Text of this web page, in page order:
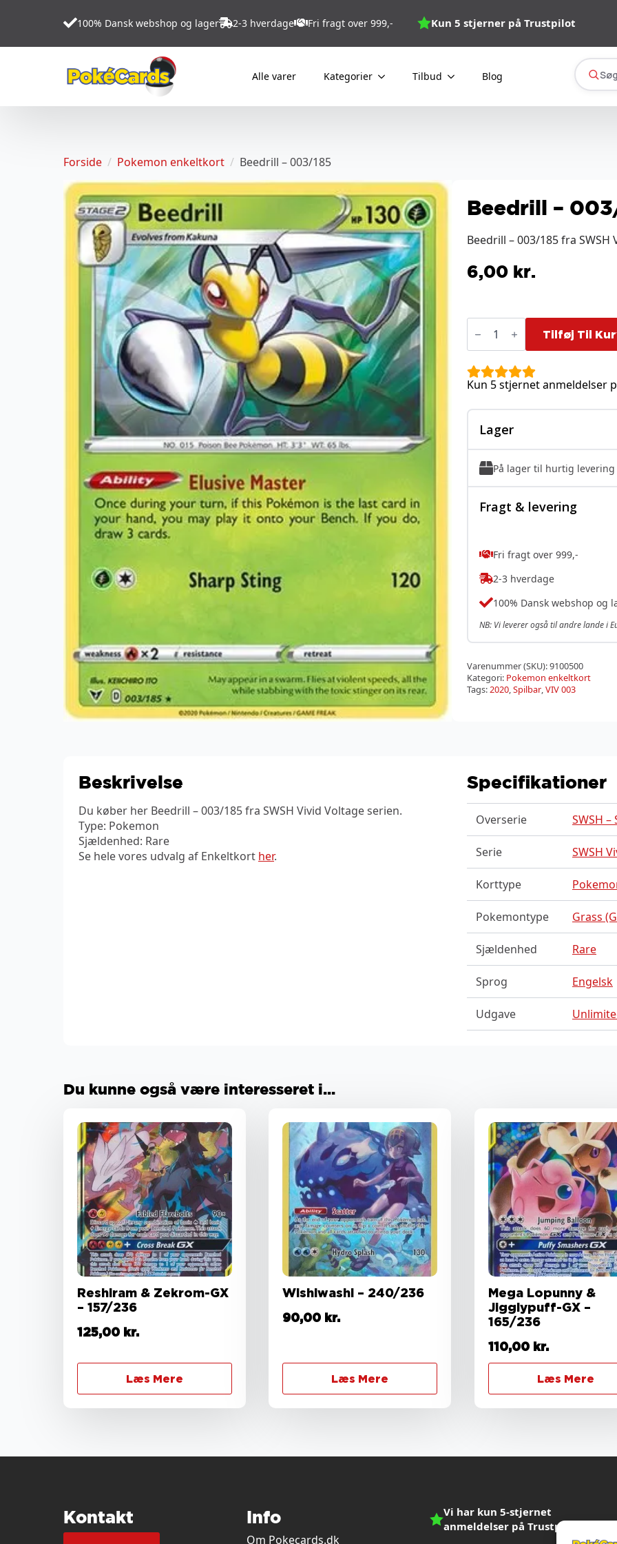
100% Dansk webshop og lager 2-3 hverdage Fri fragt over 999,- Kun 5 stjerner på Trustpilot
Alle varer Kategorier Tilbud Blog
Forside Pokemon enkeltkort Beedrill – 003/185
Beedrill –
Beedrill – 003/185 fra
6,00 kr.
Beedrill
antal
Tilføj Til
Kun 5 stjernet anmeldelser
Lager
På lager til hurtig levering
Fragt & levering
Fri fragt over 999,-
2-3 hverdage
100% Dansk webshop og
NB: Vi leverer også til andre lande i
Varenummer (SKU):9100500
Kategori: Pokemon enkeltkort
Tags:2020,Spilbar,VIV 003
Beskrivelse
Du køber her Beedrill – 003/185 fra SWSH Vivid Voltage serien.
Type: Pokemon
Sjældenhed: Rare
Se hele vores udvalg af Enkeltkort her.
Specifikationer
Overserie SWSH
Serie SWSH
Korttype
Pokemontype Grass
Sjældenhed Rare
Sprog Engelsk
Udgave
Du kunne også være interesseret i...
Reshiram & Zekrom-GX
– 157/236
125,00 kr.
Læs Mere
Wishiwashi – 240/236
90,00 kr.
Læs Mere
Mega Lopunny &
Jigglypuff-GX –
165/236
110,00 kr.
Læs Mere
Kontakt Info
Om Pokecards.dk
Vi har kun 5-stjernet
anmeldelser på Trustpilot